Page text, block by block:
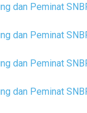
dan Peminat
dan Peminat
dan Peminat
dan Peminat